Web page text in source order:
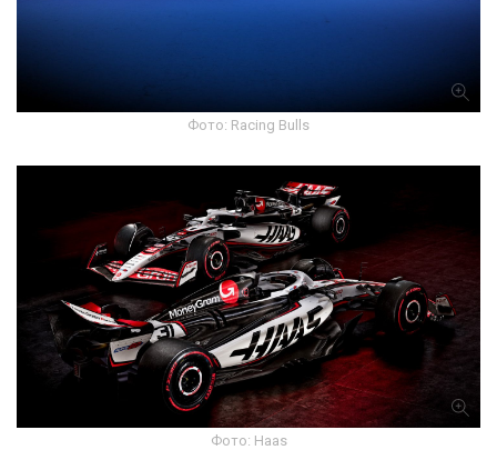
Фото: Racing Bulls
Фото: Haas